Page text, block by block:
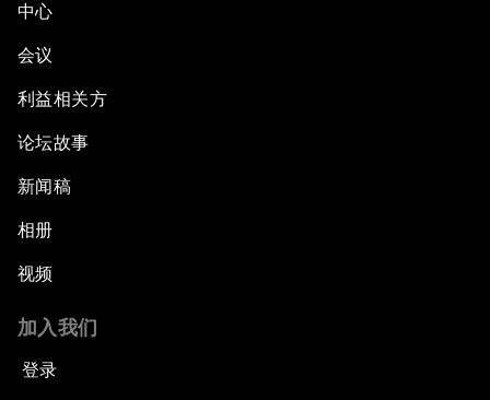
中心
会议
利益相关方
论坛故事
新闻稿
相册
视频
加入我们
登录